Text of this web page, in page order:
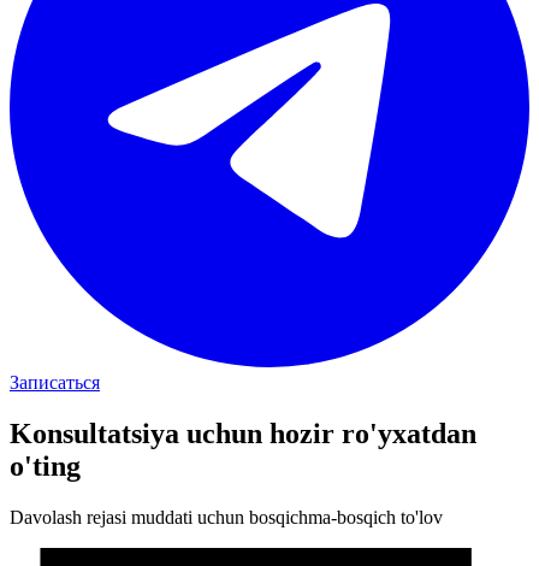
Записаться
Konsultatsiya uchun hozir ro'yxatdan
o'ting
Davolash rejasi muddati uchun bosqichma-bosqich to'lov